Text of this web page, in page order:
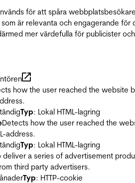
för att spåra
är relevanta och engagerande för
mer värdefulla för publicister och
how the user reached the website
Typ: Lokal HTML-lagring
Detects how the user reached the
address.
Typ: Lokal HTML-lagring
deliver a series of advertisement
third party advertisers.
Typ: HTTP-cookie